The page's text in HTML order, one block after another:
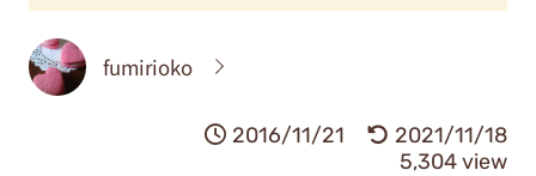
fumirioko
2016/11/21
2021/11/18
5,304 view